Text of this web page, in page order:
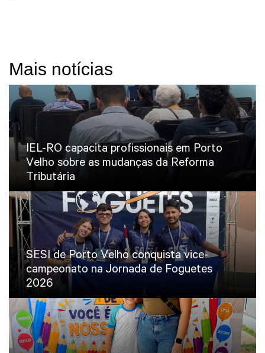
Mais notícias
IEL-RO capacita profissionais em Porto
Velho sobre as mudanças da Reforma
Tributária
SESI de Porto Velho conquista vice-
campeonato na Jornada de Foguetes
2026